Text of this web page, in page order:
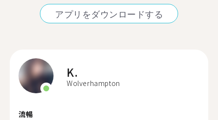
アプリをダウンロードする
K.
Wolverhampton
流暢